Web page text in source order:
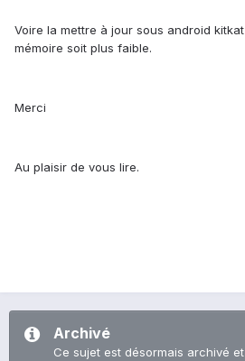
Voire la mettre à jour sous android
mémoire soit plus faible.
Merci
Au plaisir de vous lire.
Archivé
Ce sujet est désormais archivé